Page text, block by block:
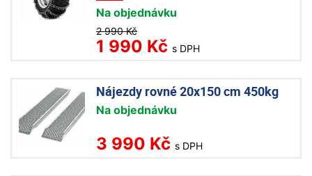
Na objednávku
2 990 Kč
1 990 Kč s DPH
Nájezdy rovné 20x150 cm 450kg
Na objednávku
3 990 Kč s DPH